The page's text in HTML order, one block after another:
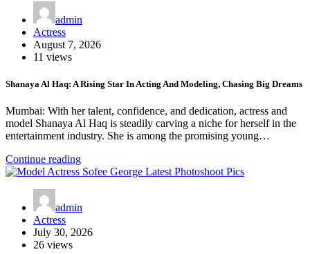
admin
Actress
August 7, 2026
11 views
Shanaya Al Haq: A Rising Star In Acting And Modeling, Chasing Big Dreams
Mumbai: With her talent, confidence, and dedication, actress and
model Shanaya Al Haq is steadily carving a niche for herself in the
entertainment industry. She is among the promising young…
Continue reading
admin
Actress
July 30, 2026
26 views